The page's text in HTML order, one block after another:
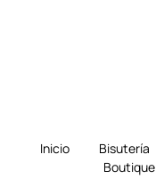
Inicio Bisutería
Boutique